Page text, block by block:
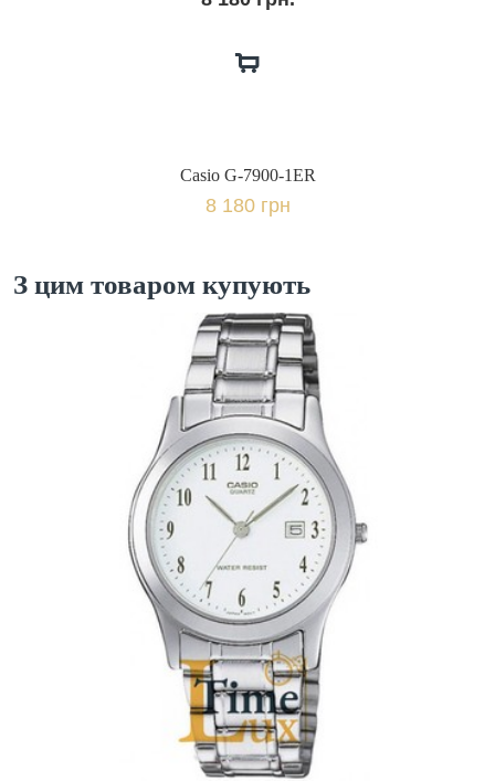
Casio G-7900-1ER
8 180 грн
З цим товаром купують